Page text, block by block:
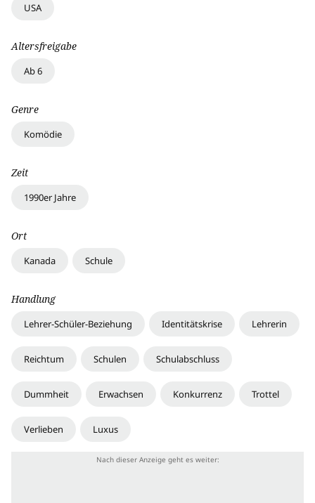
USA
Altersfreigabe
Ab 6
Genre
Komödie
Zeit
1990er Jahre
Ort
Kanada Schule
Handlung
Lehrer-Schüler-Beziehung Identitätskrise Lehrerin
Reichtum Schulen Schulabschluss
Dummheit Erwachsen Konkurrenz Trottel
Verlieben Luxus